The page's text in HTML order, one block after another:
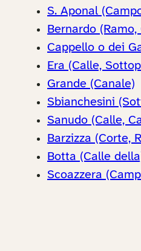
S. Aponal
Bernardo
Cappello o dei
Era (Calle,
Grande (Canale)
Sbianchesini
Sanudo (Calle,
Barzizza (Corte,
Botta (Calle
Scoazzera